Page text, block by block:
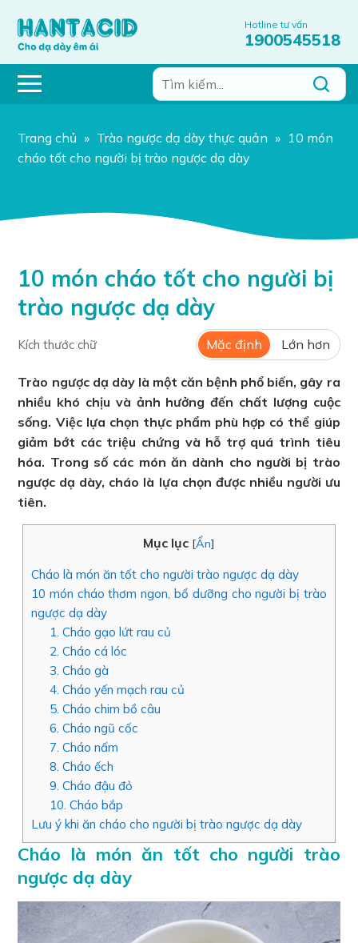
Hotline tư vấn
1900545518
Trang chủ » Trào ngược dạ dày thực quản » 10 món
cháo tốt cho người bị trào ngược dạ dày
10 món cháo tốt cho người bị
trào ngược dạ dày
Kích thước chữ Mặc định Lớn hơn
Trào ngược dạ dày là một căn bệnh phổ biến, gây ra
nhiều khó chịu và ảnh hưởng đến chất lượng cuộc
sống. Việc lựa chọn thực phẩm phù hợp có thể giúp
giảm bớt các triệu chứng và hỗ trợ quá trình tiêu
hóa. Trong số các món ăn dành cho người bị trào
ngược dạ dày, cháo là lựa chọn được nhiều người ưu
tiên.
Mục lục [Ẩn]
Cháo là món ăn tốt cho người trào ngược dạ dày
10 món cháo thơm ngon, bổ dưỡng cho người bị trào
ngược dạ dày
1. Cháo gạo lứt rau củ
2. Cháo cá lóc
3. Cháo gà
4. Cháo yến mạch rau củ
5. Cháo chim bồ câu
6. Cháo ngũ cốc
7. Cháo nấm
8. Cháo ếch
9. Cháo đậu đỏ
10. Cháo bắp
Lưu ý khi ăn cháo cho người bị trào ngược dạ dày
Cháo là món ăn tốt cho người trào
ngược dạ dày